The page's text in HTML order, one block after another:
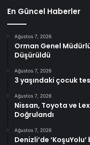
En Güncel Haberler
Ağustos 7, 2026
Orman Genel
Düşürüldü
Ağustos 7, 2026
3 yaşındaki çocuk
Ağustos 7, 2026
Nissan, Toyota ve
Doğrulandı
Ağustos 7, 2026
Denizli’de